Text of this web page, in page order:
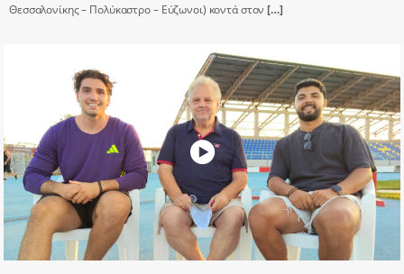
Θεσσαλονίκης – Πολύκαστρο – Εύζωνοι) κοντά στον […]